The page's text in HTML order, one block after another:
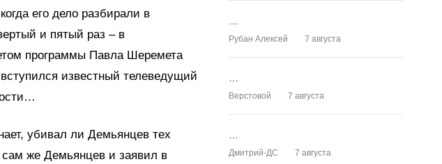
его дело разбирали в
и пятый раз – в
программы Павла Шеремета
известный телеведущий
…
убивал ли Демьянцев тех
сам же Демьянцев и заявил в
Рубан Алексей 7 августа
Верстовой 7 августа
Дмитрий-ДС 7 августа